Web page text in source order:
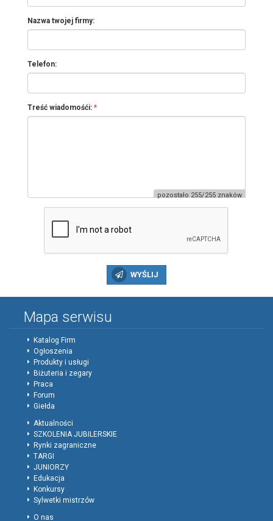
Nazwa twojej firmy:
Telefon:
Treść wiadomośći:
WYŚLIJ
Mapa serwisu
Katalog Firm
Ogłoszenia
Produkty i usługi
Biżuteria i zegary
Praca
Forum
Giełda
Aktualności
SZKOLENIA JUBILERSKIE
Rynki zagraniczne
TARGI
JUNIORZY
Edukacja
Konkursy
Sylwetki mistrzów
O nas
pozostało 255/255 znaków